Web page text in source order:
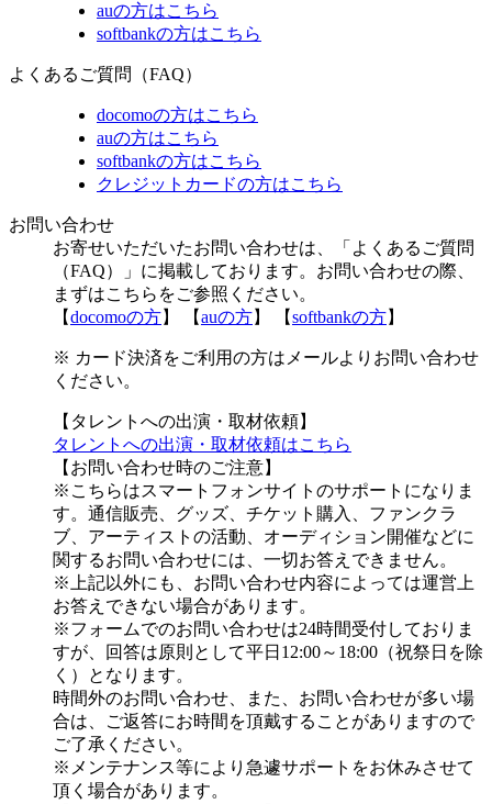
auの方はこちら
softbankの方はこちら
よくあるご質問（FAQ）
docomoの方はこちら
auの方はこちら
softbankの方はこちら
クレジットカードの方はこちら
お問い合わせ
お寄せいただいたお問い合わせは、「よくあるご質問
（FAQ）」に掲載しております。お問い合わせの際、
まずはこちらをご参照ください。
【docomoの方】 【auの方】 【softbankの方】
※ カード決済をご利用の方はメールよりお問い合わせ
ください。
【タレントへの出演・取材依頼】
タレントへの出演・取材依頼はこちら
【お問い合わせ時のご注意】
※こちらはスマートフォンサイトのサポートになりま
す。通信販売、グッズ、チケット購入、ファンクラ
ブ、アーティストの活動、オーディション開催などに
関するお問い合わせには、一切お答えできません。
※上記以外にも、お問い合わせ内容によっては運営上
お答えできない場合があります。
※フォームでのお問い合わせは24時間受付しておりま
すが、
回答は原則として平日12:00～18:00（祝祭日を除
く）
となります。
時間外のお問い合わせ、また、お問い合わせが多い場
合は、ご返答にお時間を頂戴することがありますので
ご了承ください。
※メンテナンス等により急遽サポートをお休みさせて
頂く場合があります。